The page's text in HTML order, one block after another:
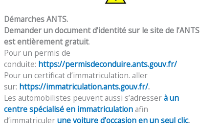
Démarches ANTS.
Demander un document d’identité sur le site de l’ANTS
est entièrement gratuit.
Pour un permis de
conduite: https://permisdeconduire.ants.gouv.fr/
Pour un certificat d’immatriculation. aller
sur: https://immatriculation.ants.gouv.fr/.
Les automobilistes peuvent aussi s’adresserà un
centre spécialisé en immatriculationafin
d’immatriculerune voiture d’occasion en un seul clic.